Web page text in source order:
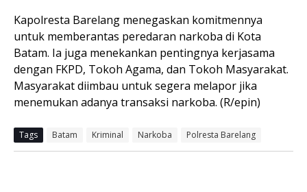
Kapolresta Barelang menegaskan komitmennya
untuk memberantas peredaran narkoba di Kota
Batam. Ia juga menekankan pentingnya kerjasama
dengan FKPD, Tokoh Agama, dan Tokoh Masyarakat.
Masyarakat diimbau untuk segera melapor jika
menemukan adanya transaksi narkoba. (R/epin)
Tags Batam Kriminal Narkoba Polresta Barelang